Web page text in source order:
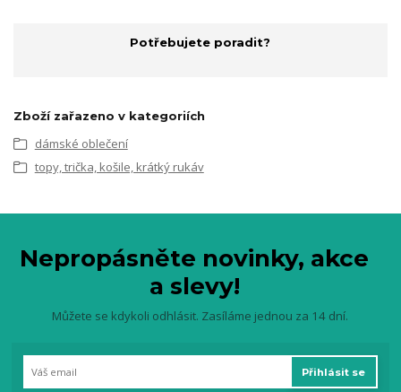
Potřebujete poradit?
Zboží zařazeno v kategoriích
dámské oblečení
topy, trička, košile, krátký rukáv
Nepropásněte novinky, akce
a slevy!
Můžete se kdykoli odhlásit. Zasíláme jednou za 14 dní.
Přihlásit se